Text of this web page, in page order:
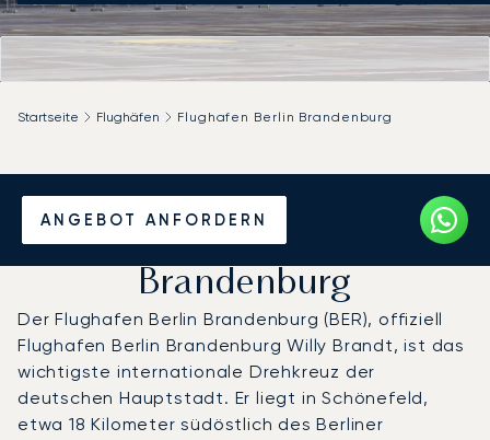
ANGEBOT ANFORDERN
Startseite Flughäfen Flughafen Berlin Brandenburg
Privatjet chartern zum
Flughafen Berlin
Brandenburg
Der Flughafen Berlin Brandenburg (BER), offiziell
Flughafen Berlin Brandenburg Willy Brandt, ist das
wichtigste internationale Drehkreuz der
deutschen Hauptstadt. Er liegt in Schönefeld,
etwa 18 Kilometer südöstlich des Berliner